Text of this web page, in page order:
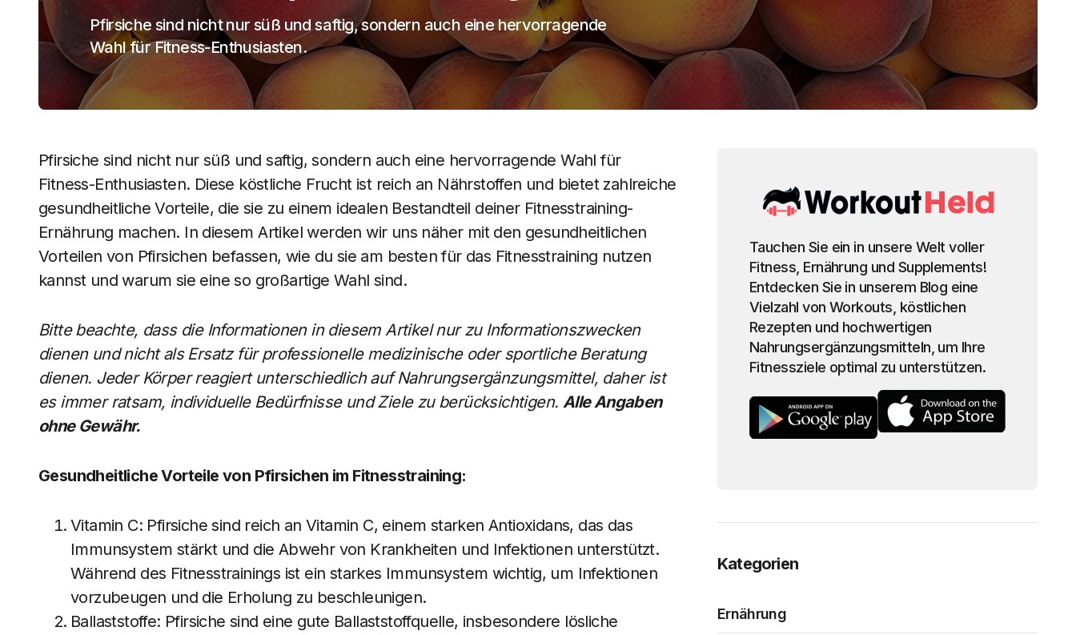
Pfirsiche sind nicht nur süß und saftig, sondern auch eine hervorragende
Wahl für Fitness-Enthusiasten.
Pfirsiche sind nicht nur süß und saftig, sondern auch eine hervorragende Wahl für
Fitness-Enthusiasten. Diese köstliche Frucht ist reich an Nährstoffen und bietet zahlreiche
gesundheitliche Vorteile, die sie zu einem idealen Bestandteil deiner Fitnesstraining-
Ernährung machen. In diesem Artikel werden wir uns näher mit den gesundheitlichen
Vorteilen von Pfirsichen befassen, wie du sie am besten für das Fitnesstraining nutzen
kannst und warum sie eine so großartige Wahl sind.
Bitte beachte, dass die Informationen in diesem Artikel nur zu Informationszwecken
dienen und nicht als Ersatz für professionelle medizinische oder sportliche Beratung
dienen. Jeder Körper reagiert unterschiedlich auf Nahrungsergänzungsmittel, daher ist
es immer ratsam, individuelle Bedürfnisse und Ziele zu berücksichtigen. Alle Angaben
ohne Gewähr.
Gesundheitliche Vorteile von Pfirsichen im Fitnesstraining:
Vitamin C: Pfirsiche sind reich an Vitamin C, einem starken Antioxidans, das das
Immunsystem stärkt und die Abwehr von Krankheiten und Infektionen unterstützt.
Während des Fitnesstrainings ist ein starkes Immunsystem wichtig, um Infektionen
vorzubeugen und die Erholung zu beschleunigen.
Ballaststoffe: Pfirsiche sind eine gute Ballaststoffquelle, insbesondere lösliche
Tauchen Sie ein in unsere Welt voller
Fitness, Ernährung und Supplements!
Entdecken Sie in unserem Blog eine
Vielzahl von Workouts, köstlichen
Rezepten und hochwertigen
Nahrungsergänzungsmitteln, um Ihre
Fitnessziele optimal zu unterstützen.
Kategorien
Ernährung